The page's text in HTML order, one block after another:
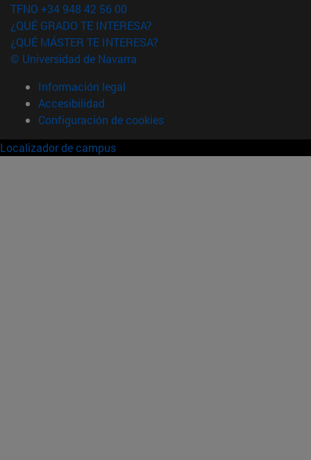
TFNO +34 948 42 56 00
¿QUÉ GRADO TE INTERESA?
¿QUÉ MÁSTER TE INTERESA?
© Universidad de Navarra
Información legal
Accesibilidad
Configuración de cookies
Localizador de campus